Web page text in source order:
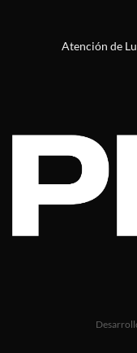
Atención de